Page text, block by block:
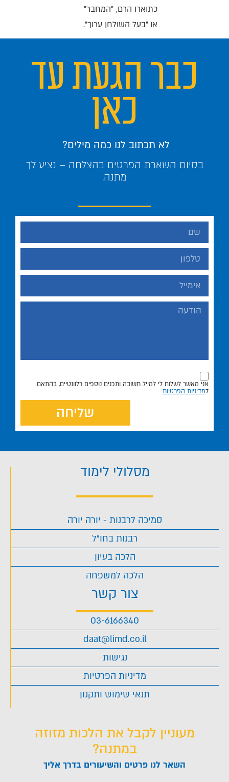
כתוארו הרם, "המחבר"
או "בעל השולחן ערוך".
כבר הגעת עד
כאן
לא תכתוב לנו כמה מילים?
בסיום השארת הפרטים בהצלחה – נציע לך
מתנה.
אני מאשר לשלוח לי למייל תשובה ותכנים נוספים רלוונטיים, בהתאם
למדיניות הפרטיות
שליחה
מסלולי לימוד
סמיכה לרבנות - יורה יורה
רבנות בחו"ל
הלכה בעיון
הלכה למשפחה
צור קשר
03-6166340
daat@limd.co.il
נגישות
מדיניות הפרטיות
תנאי שימוש ותקנון
מעוניין לקבל את הלכות מזוזה
במתנה?
השאר לנו פרטים והשיעורים בדרך אליך